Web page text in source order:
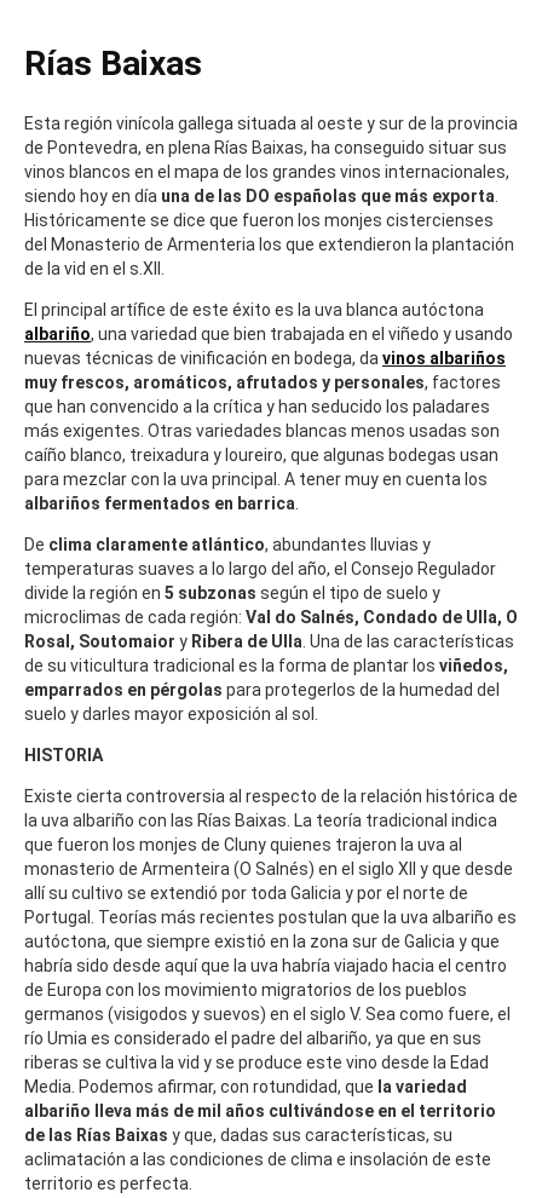
Rías Baixas
Esta región vinícola gallega situada al oeste y sur de la provincia
de Pontevedra, en plena Rías Baixas, ha conseguido situar sus
vinos blancos en el mapa de los grandes vinos internacionales,
siendo hoy en día una de las DO españolas que más exporta.
Históricamente se dice que fueron los monjes cistercienses
del Monasterio de Armenteria los que extendieron la plantación
de la vid en el s.XII.
El principal artífice de este éxito es la uva blanca autóctona
albariño, una variedad que bien trabajada en el viñedo y usando
nuevas técnicas de vinificación en bodega, davinos albariños
muy frescos, aromáticos, afrutados y personales, factores
que han convencido a la crítica y han seducido los paladares
más exigentes. Otras variedades blancas menos usadas son
caíño blanco, treixadura y loureiro, que algunas bodegas usan
para mezclar con la uva principal. A tener muy en cuenta los
albariños fermentados en barrica.
De clima claramente atlántico, abundantes lluvias y
temperaturas suaves a lo largo del año, el Consejo Regulador
divide la región en 5 subzonas según el tipo de suelo y
microclimas de cada región: Val do Salnés, Condado de Ulla, O
Rosal, Soutomaior y Ribera de Ulla. Una de las características
de su viticultura tradicional es la forma de plantar los viñedos,
emparrados en pérgolas para protegerlos de la humedad del
suelo y darles mayor exposición al sol.
HISTORIA
Existe cierta controversia al respecto de la relación histórica de
la uva albariño con las Rías Baixas. La teoría tradicional indica
que fueron los monjes de Cluny quienes trajeron la uva al
monasterio de Armenteira (O Salnés) en el siglo XII y que desde
allí su cultivo se extendió por toda Galicia y por el norte de
Portugal. Teorías más recientes postulan que la uva albariño es
autóctona, que siempre existió en la zona sur de Galicia y que
habría sido desde aquí que la uva habría viajado hacia el centro
de Europa con los movimiento migratorios de los pueblos
germanos (visigodos y suevos) en el siglo V. Sea como fuere, el
río Umia es considerado el padre del albariño, ya que en sus
riberas se cultiva la vid y se produce este vino desde la Edad
Media. Podemos afirmar, con rotundidad, que la variedad
albariño lleva más de mil años cultivándose en el territorio
de las Rías Baixas y que, dadas sus características, su
aclimatación a las condiciones de clima e insolación de este
territorio es perfecta.